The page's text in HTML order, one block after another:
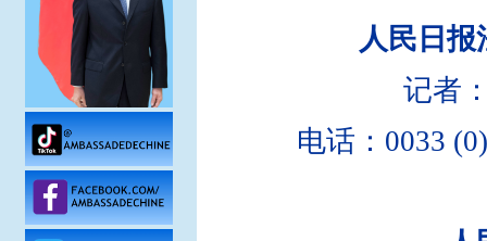
人民日报
记者
电话：0033